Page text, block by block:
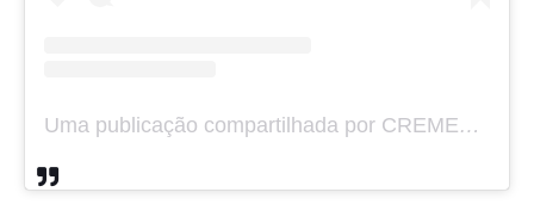
Uma publicação compartilhada por CREMESP (@cremesp_crm)